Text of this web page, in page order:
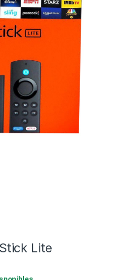
Lite